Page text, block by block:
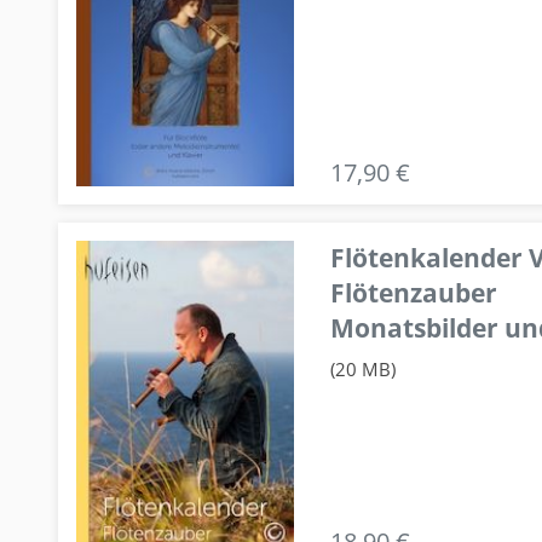
17,90 €
Flötenkalender
Flötenzauber
Monatsbilder
(20 MB)